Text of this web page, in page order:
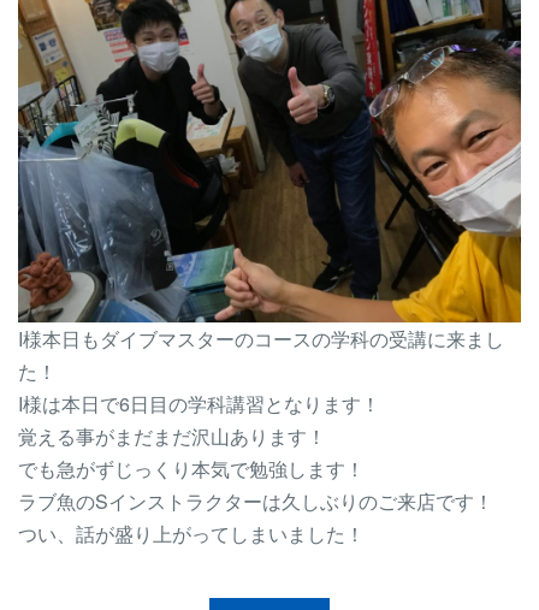
I様本日もダイブマスターのコースの学科の受講に来まし
た！
I様は本日で6日目の学科講習となります！
覚える事がまだまだ沢山あります！
でも急がずじっくり本気で勉強します！
ラブ魚のSインストラクターは久しぶりのご来店です！
つい、話が盛り上がってしまいました！